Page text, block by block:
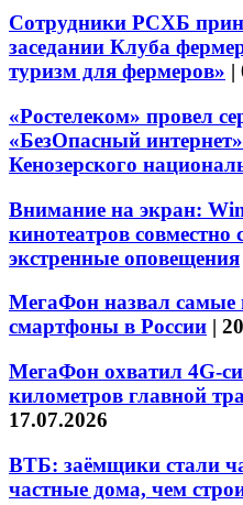
Сотрудники РСХБ
заседании Клуба
туризм для фермеров» |
«Ростелеком» провел
«БезОпасный
Кенозерского
Внимание на экран:
кинотеатров
экстренные оповещения
МегаФон назвал самые
смартфоны в России |
МегаФон охватил 4G-
километров главной
17.07.2026
ВТБ: заёмщики стали
частные дома, чем